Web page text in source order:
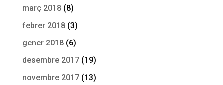
març 2018(8)
febrer 2018(3)
gener 2018(6)
desembre 2017(19)
novembre 2017(13)